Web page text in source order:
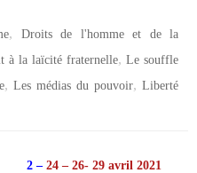
, Droits de l'homme et de la
à la laïcité fraternelle, Le souffle
, Les médias du pouvoir, Liberté
2 – 24 – 26- 29 avril 2021